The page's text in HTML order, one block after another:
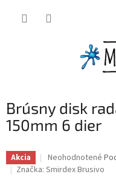
Brúsny disk
150mm 6 dier
Akcia
Priemerné
hodnotenie
Neohodnotené
Značka: Smirdex Brusivo